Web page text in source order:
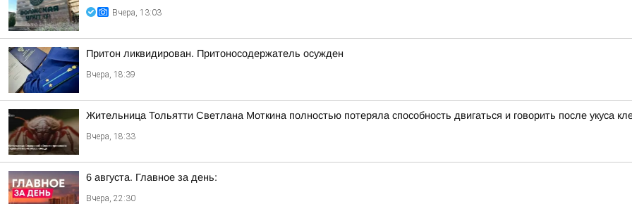
Вчера, 13:03
Притон ликвидирован. Притоносодержатель осужден
Вчера, 18:39
Жительница Тольятти Светлана Моткина полностью потеряла способность двигаться и говорить после укуса
Вчера, 18:33
6 августа. Главное за день:
Вчера, 22:30